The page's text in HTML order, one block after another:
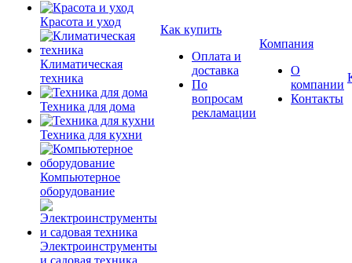
Красота и уход
Климатическая
техника
Техника для дома
Техника для кухни
Компьютерное
оборудование
Электроинструменты
и садовая техника
Как купить
Оплата и
доставка
По
вопросам
рекламации
Компания
О
компании
Контакты